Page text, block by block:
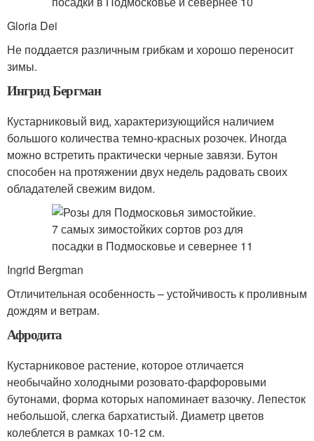
Gloria Dei
Не поддается различным грибкам и хорошо переносит
зимы.
Ингрид Бергман
Кустарниковый вид, характеризующийся наличием
большого количества темно-красных розочек. Иногда
можно встретить практически черные завязи. Бутон
способен на протяжении двух недель радовать своих
обладателей свежим видом.
Ingrid Bergman
Отличительная особенность – устойчивость к проливным
дождям и ветрам.
Афродита
Кустарниковое растение, которое отличается
необычайно холодными розовато-фарфоровыми
бутонами, форма которых напоминает вазочку. Лепесток
небольшой, слегка бархатистый. Диаметр цветов
колеблется в рамках 10-12 см.